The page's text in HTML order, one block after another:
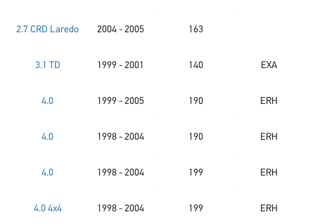
2.7 CRD Laredo 2004 - 2005 163
3.1 TD 1999 - 2001 140 EXA
4.0 1999 - 2005 190 ERH
4.0 1998 - 2004 190 ERH
4.0 1998 - 2004 199 ERH
4.0 4x4 1998 - 2004 199 ERH